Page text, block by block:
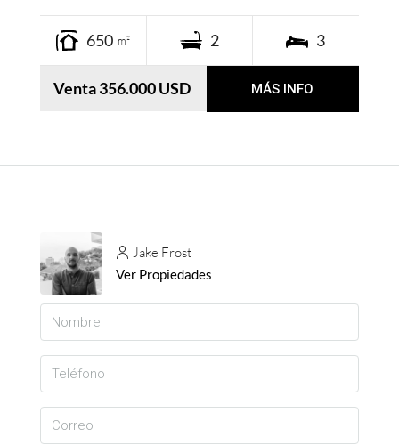
650 m² 2 3
Venta 356.000 USD MÁS INFO
Jake Frost
Ver Propiedades